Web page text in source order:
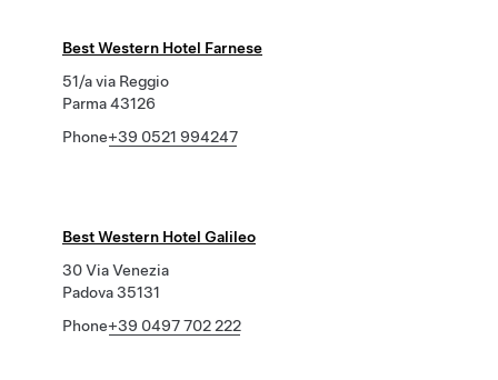
Best Western Hotel Farnese
51/a via Reggio
Parma 43126
Phone+39 0521 994247
Best Western Hotel Galileo
30 Via Venezia
Padova 35131
Phone+39 0497 702 222